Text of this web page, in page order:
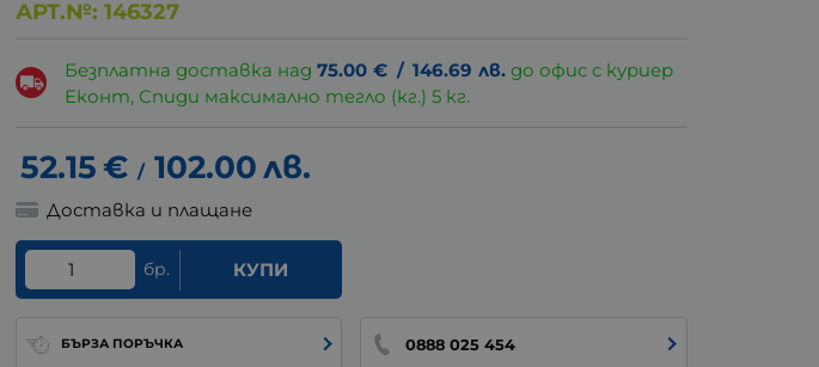
АРТ.№: 146327
Безплатна доставка над75.00 € / 146.69 лв. до офис с куриер
Еконт, Спиди максимално тегло (кг.) 5 кг.
52.15€ / 102.00лв.
Доставка и плащане
бр. КУПИ
БЪРЗА ПОРЪЧКА 0888 025 454